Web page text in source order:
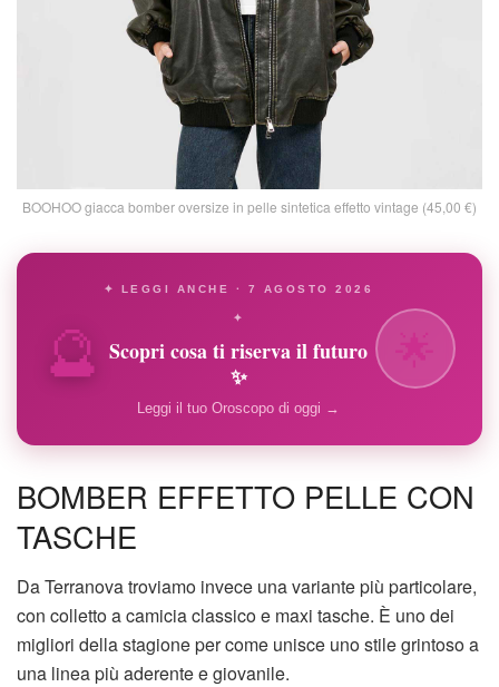
BOOHOO giacca bomber oversize in pelle sintetica effetto vintage (45,00 €)
🔮
✦ LEGGI ANCHE · 7 AGOSTO 2026
✦
Scopri cosa ti riserva il futuro
✨
Leggi il tuo Oroscopo di oggi →
BOMBER EFFETTO PELLE CON
TASCHE
Da Terranova troviamo invece una variante più particolare,
con colletto a camicia classico e maxi tasche. È uno dei
migliori della stagione per come unisce uno stile grintoso a
una linea più aderente e giovanile.